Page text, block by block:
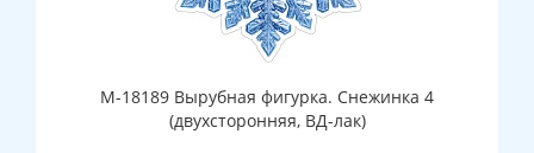
М-18189 Вырубная фигурка. Снежинка 4
(двухсторонняя, ВД-лак)